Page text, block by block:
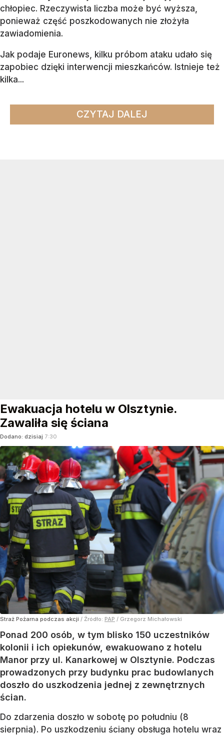
chłopiec. Rzeczywista liczba może być wyższa,
ponieważ część poszkodowanych nie złożyła
zawiadomienia.
Jak podaje Euronews, kilku próbom ataku udało się
zapobiec dzięki interwencji mieszkańców. Istnieje też
kilka...
CZYTAJ DALEJ
Ewakuacja hotelu w Olsztynie.
Zawaliła się ściana
Dodano: dzisiaj 7:30
Straż Pożarna podczas akcji / Źródło: PAP / Grzegorz Michałowski
Ponad 200 osób, w tym blisko 150 uczestników
kolonii i ich opiekunów, ewakuowano z hotelu
Manor przy ul. Kanarkowej w Olsztynie. Podczas
prowadzonych przy budynku prac budowlanych
doszło do uszkodzenia jednej z zewnętrznych
ścian.
Do zdarzenia doszło w sobotę po południu (8
sierpnia). Po uszkodzeniu ściany obsługa hotelu wraz